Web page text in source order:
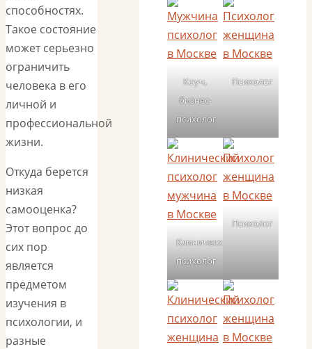
способностях.
Такое состояние
может серьезно
ограничить
человека в его
личной и
профессиональной
жизни.
Откуда берется
низкая
самооценка?
Этот вопрос до
сих пор
является
предметом
изучения в
психологии, и
разные
Коуч,
бизнес-
психолог
Психолог
Клинический
психолог
Психолог